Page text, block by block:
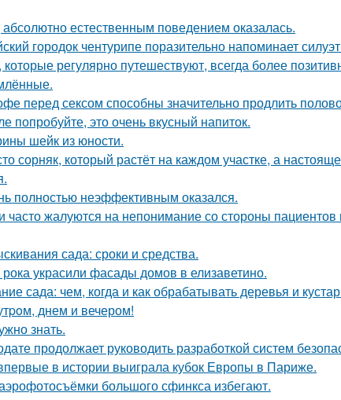
естественным поведением оказалась.
городок чентурипе поразительно напоминает
регулярно путешествуют, всегда более
перед сексом способны значительно продлить
попробуйте, это очень вкусный напиток.
шейк из юности.
сорняк, который растёт на каждом участке, а
полностью неэффективным оказался.
жалуются на непонимание со стороны
сада: сроки и средства.
украсили фасады домов в елизаветино.
сада: чем, когда и как обрабатывать деревья и
днем и вечером!
знать.
продолжает руководить разработкой систем
в истории выиграла кубок Европы в Париже.
большого сфинкса избегают.